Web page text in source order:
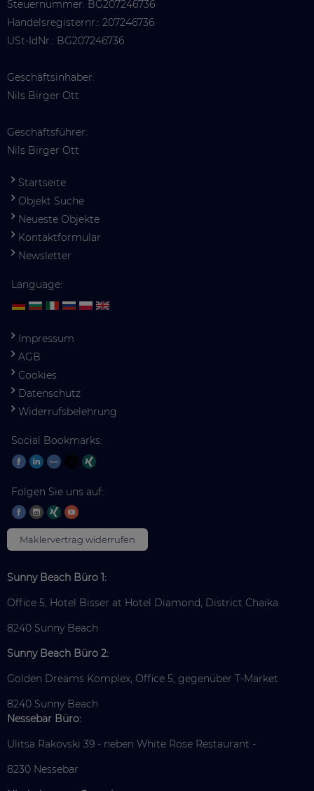
Steuernummer: BG207246736
Handelsregisternr.: 207246736
USt-IdNr.: BG207246736
Geschäftsinhaber:
Nils Birger Ott
Geschäftsführer:
Nils Birger Ott
Startseite
Objekt Suche
Neueste Objekte
Kontaktformular
Newsletter
Language:
Impressum
AGB
Cookies
Datenschutz
Widerrufsbelehrung
Social Bookmarks:
Folgen Sie uns auf:
Maklervertrag widerrufen
Sunny Beach Büro 1:
Office 5, Hotel Bisser at Hotel Diamond, District Chaika
8240 Sunny Beach
Sunny Beach Büro 2:
Golden Dreams Komplex, Office 5, gegenüber T-Market
8240 Sunny Beach
Nessebar Büro:
Ulitsa Rakovski 39 - neben White Rose Restaurant -
8230 Nessebar